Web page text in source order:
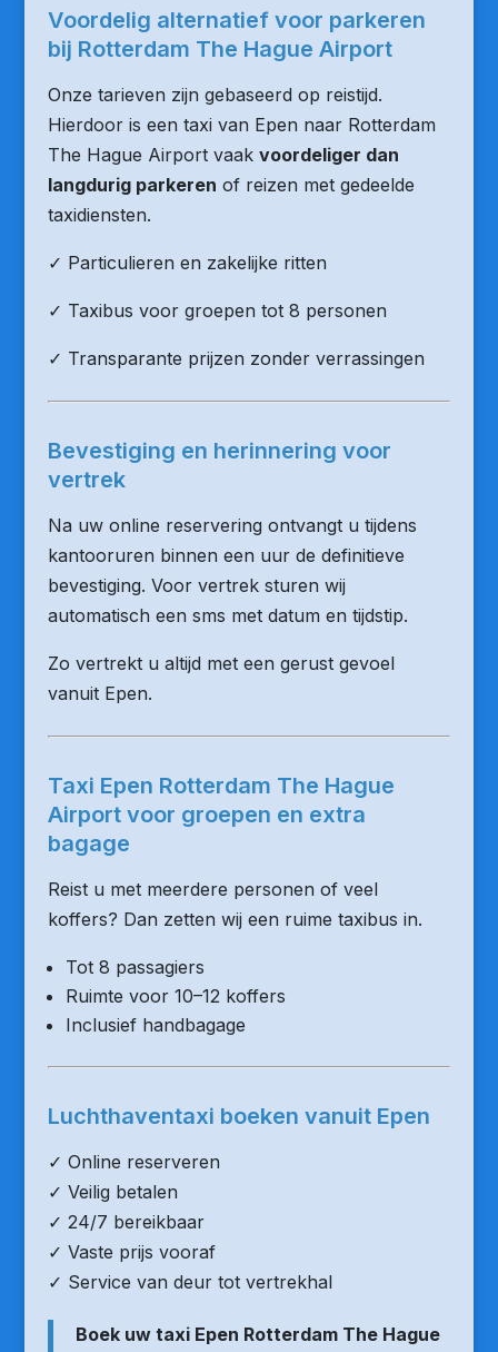
Voordelig alternatief voor parkeren
bij Rotterdam The Hague Airport
Onze tarieven zijn gebaseerd op reistijd.
Hierdoor is een taxi van Epen naar Rotterdam
The Hague Airport vaak voordeliger dan
langdurig parkeren of reizen met gedeelde
taxidiensten.
✓ Particulieren en zakelijke ritten
✓ Taxibus voor groepen tot 8 personen
✓ Transparante prijzen zonder verrassingen
Bevestiging en herinnering voor
vertrek
Na uw online reservering ontvangt u tijdens
kantooruren binnen een uur de definitieve
bevestiging. Voor vertrek sturen wij
automatisch een sms met datum en tijdstip.
Zo vertrekt u altijd met een gerust gevoel
vanuit Epen.
Taxi Epen Rotterdam The Hague
Airport voor groepen en extra
bagage
Reist u met meerdere personen of veel
koffers? Dan zetten wij een ruime taxibus in.
Tot 8 passagiers
Ruimte voor 10–12 koffers
Inclusief handbagage
Luchthaventaxi boeken vanuit Epen
✓ Online reserveren
✓ Veilig betalen
✓ 24/7 bereikbaar
✓ Vaste prijs vooraf
✓ Service van deur tot vertrekhal
Boek uw taxi Epen Rotterdam The Hague